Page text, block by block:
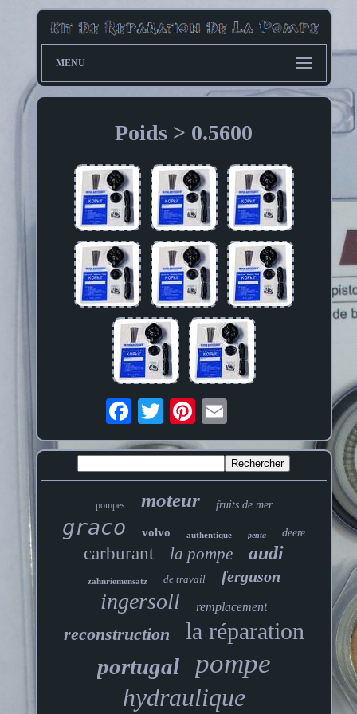
MENU
Poids > 0.5600
pompes moteur fruits de mer
graco volvo authentique penta deere
carburant la pompe audi
zahnriemensatz de travail ferguson
ingersoll remplacement
reconstruction la réparation
portugal pompe
hydraulique